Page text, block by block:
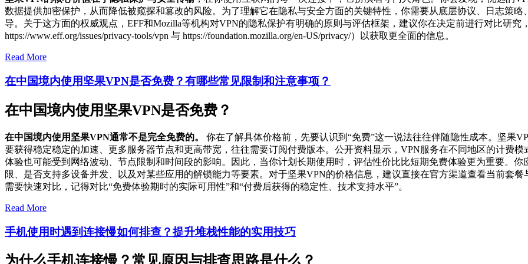
数据提供加密保护，从而降低被窥探和篡改的风险。为了理解它在隐私与安全方面的关键特性，你需要从底层协议、日志策
导。关于这方面的权威观点，EFF和Mozilla等机构对VPN的隐私保护有明确的原则与评估框架，建议你在决定前进行对比研究
https://www.eff.org/issues/privacy-tools/vpn 与 https://foundation.mozilla.org/en-US/privacy/）以获取更全面的信息。
Read More
在中国境内使用坚果VPN是否免费？有哪些常见限制和注意事项？
在中国境内使用坚果VPN是否免费？
在中国境内使用坚果VPN通常不是完全免费的。
你在了解具体价格前，先要认识到“免费”这一说法往往伴随隐性成本。坚果
要获得稳定稳定的加速、更多服务器节点和更高带宽，往往需要订阅付费版本。公开资料显示，VPN服务在不同地区的计费
体验也可能受到网络波动、节点限制和时间段的影响。因此，当你计划长期使用时，评估性价比比短期免费体验更为重要。
限、是否支持多设备并发、以及对某些应用的解锁能力等要素。对于坚果VPN的价格信息，建议直接在官方渠道查看当前套
需要快速对比，记得对比“免费体验期时的实际可用性”和“付费后获得的稳定性、技术支持水平”。
Read More
手机使用时遇到连接慢如何排查？提升堆栈性能的实用技巧
为什么手机连接慢？常见原因与排查思路是什么？